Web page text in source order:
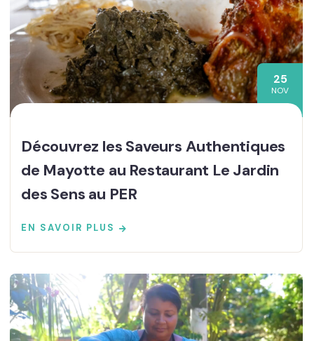
25
NOV
Découvrez les Saveurs Authentiques
de Mayotte au Restaurant Le Jardin
des Sens au PER
EN SAVOIR PLUS